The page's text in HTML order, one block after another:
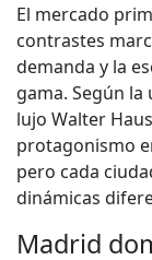
El mercado
contrastes
demanda y la
gama. Según
lujo Walter
protagonismo
pero cada
dinámicas
Madrid